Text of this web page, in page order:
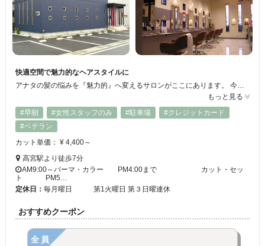
快適空間で魅力的なヘアスタイルに
アナタの髪の悩みを『魅力的』へ変えるサロンがここにあります。 今までの自分を変えるステージがここにあります。
もっと見る
#早朝
#女性スタッフのみ #駐車場
#クレジットカード
#ベテラン
カット単価： ¥ 4,400～
高宮駅より徒歩7分
AM9:00～パーマ・カラー PM4:00まで カット・セッ
ト PM5…
定休日： 毎月曜日 第1火曜日 第３日曜連休
おすすめクーポン
全員